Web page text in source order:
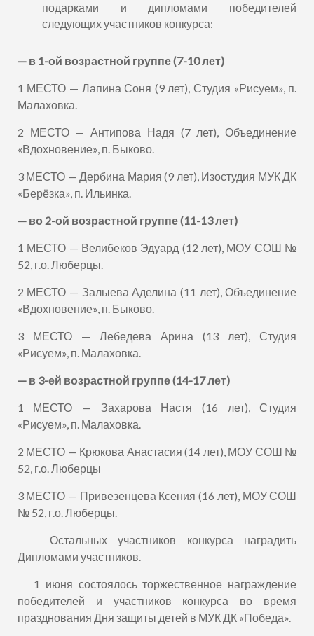
подарками и дипломами победителей
следующих участников конкурса:
— в 1-ой возрастной группе (7-10 лет)
1 МЕСТО — Лапина Соня (9 лет), Студия «Рисуем», п.
Малаховка.
2 МЕСТО — Антипова Надя (7 лет), Объединение
«Вдохновение», п. Быково.
3 МЕСТО — Дербина Мария (9 лет), Изостудия МУК ДК
«Берёзка», п. Ильинка.
— во 2-ой возрастной группе (11-13 лет)
1 МЕСТО — Велибеков Эдуард (12 лет), МОУ СОШ №
52, г.о. Люберцы.
2 МЕСТО — Залыева Аделина (11 лет), Объединение
«Вдохновение», п. Быково.
3 МЕСТО — Лебедева Арина (13 лет), Студия
«Рисуем», п. Малаховка.
— в 3-ей возрастной группе (14-17 лет)
1 МЕСТО — Захарова Настя (16 лет), Студия
«Рисуем», п. Малаховка.
2 МЕСТО — Крюкова Анастасия (14 лет), МОУ СОШ №
52, г.о. Люберцы
3 МЕСТО — Привезенцева Ксения (16 лет), МОУ СОШ
№ 52, г.о. Люберцы.
Остальных участников конкурса наградить
Дипломами участников.
1 июня состоялось торжественное награждение
победителей и участников конкурса во время
празднования Дня защиты детей в МУК ДК «Победа».